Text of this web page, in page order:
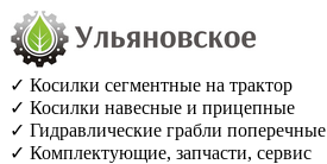
✓ Косилки сегментные на трактор
✓ Косилки навесные и прицепные
✓ Гидравлические грабли поперечные
✓ Комплектующие, запчасти, сервис